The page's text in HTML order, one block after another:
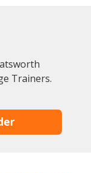
Trainers.